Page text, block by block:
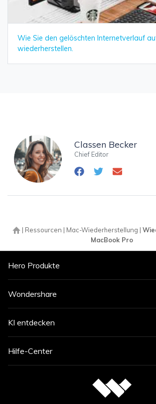
Wie Sie den gelöschten Internetverlauf
wiederherstellen.
Classen Becker
Chief Editor
| Ressourcen | Mac-Wiederherstellung |
MacBook Pro
Hero Produkte
Wondershare
KI entdecken
Hilfe-Center